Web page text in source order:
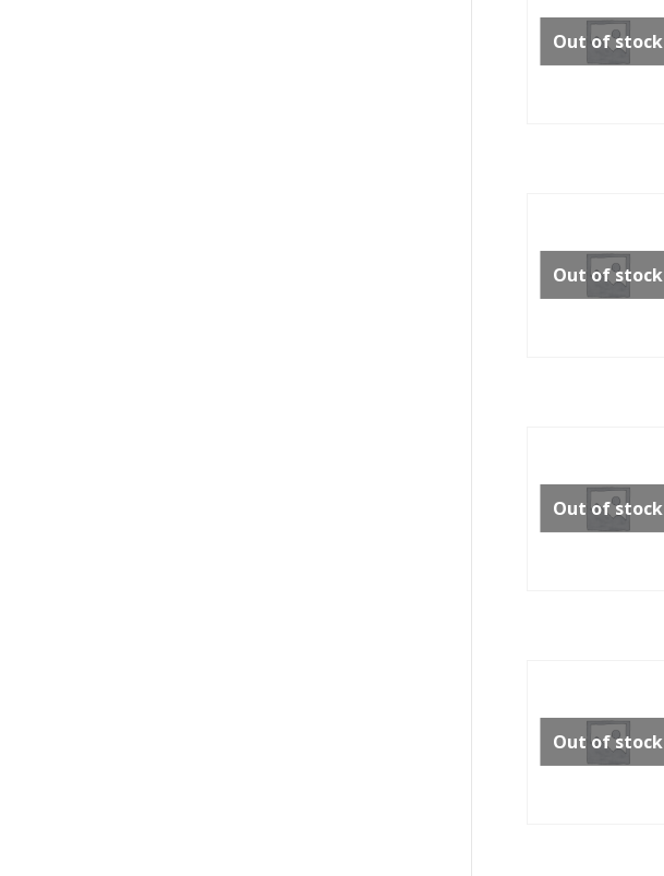
Out of stock
Out of stock
Out of stock
Out of stock